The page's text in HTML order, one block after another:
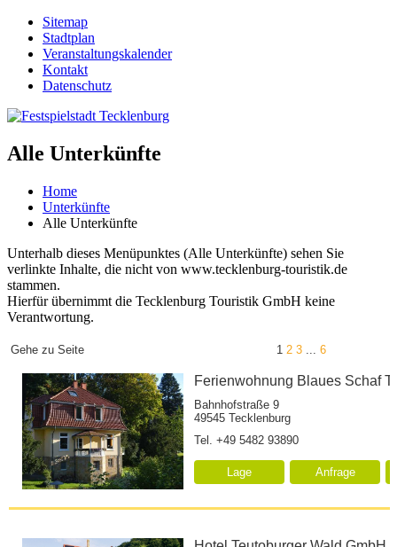
Sitemap
Stadtplan
Veranstaltungskalender
Kontakt
Datenschutz
Alle Unterkünfte
Home
Unterkünfte
Alle Unterkünfte
Unterhalb dieses Menüpunktes (Alle Unterkünfte) sehen Sie
verlinkte Inhalte, die nicht von www.tecklenburg-touristik.de
stammen.
Hierfür übernimmt die Tecklenburg Touristik GmbH keine
Verantwortung.